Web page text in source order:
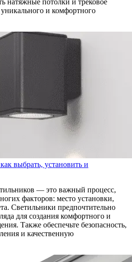
и комфортного
выбрать, установить и
— это важный процесс,
факторов: место установки,
Светильники предпочтительно
для создания комфортного и
Также обеспечьте безопасность,
и качественную